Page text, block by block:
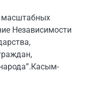
масштабных
Независимости
Касым-